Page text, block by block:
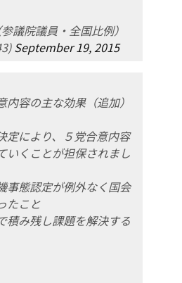
議院議員・全国比例）
September 19, 2015
内容の主な効果（追加）
定により、５党合意内容
いくことが担保されまし
事態認定が例外なく国会
たこと
積み残し課題を解決する